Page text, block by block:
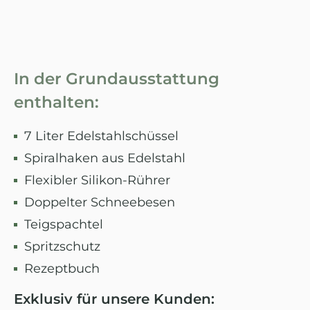
In der Grundausstattung
enthalten:
7 Liter Edelstahlschüssel
Spiralhaken aus Edelstahl
Flexibler Silikon-Rührer
Doppelter Schneebesen
Teigspachtel
Spritzschutz
Rezeptbuch
Exklusiv für unsere Kunden: